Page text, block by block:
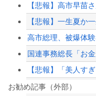
【悲報】一生夏か
【悲報】「美人す
お勧め記事（外部）